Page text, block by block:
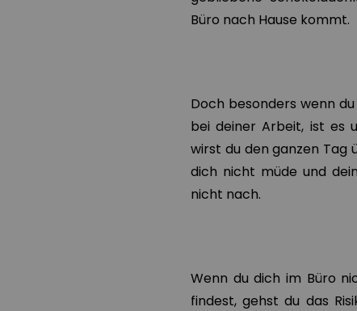
Büro nach Hause kommt.
Doch besonders wenn
bei deiner Arbeit, ist es
wirst du den ganzen Tag
dich nicht müde und
nicht nach.
Wenn du dich im Büro
findest, gehst du das